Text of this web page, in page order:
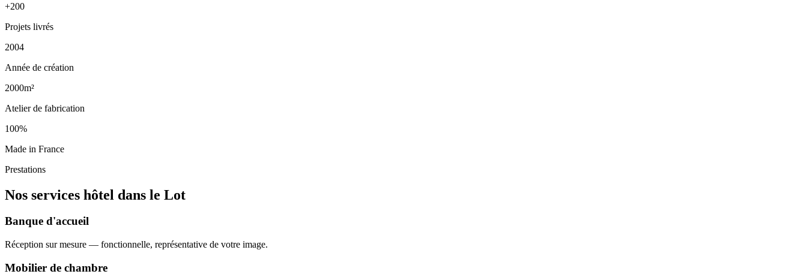
+200
Projets livrés
2004
Année de création
2000m²
Atelier de fabrication
100%
Made in France
Prestations
Nos services hôtel dans le Lot
Banque d'accueil
Réception sur mesure — fonctionnelle, représentative de votre image.
Mobilier de chambre